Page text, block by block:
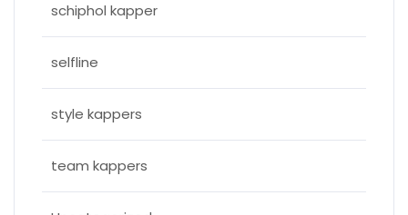
schiphol kapper
selfline
style kappers
team kappers